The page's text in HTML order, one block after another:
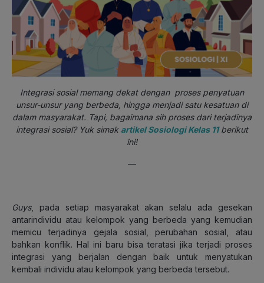
Integrasi sosial memang dekat dengan proses penyatuan
unsur-unsur yang berbeda, hingga menjadi satu kesatuan di
dalam masyarakat. Tapi, bagaimana sih proses dari terjadinya
integrasi sosial? Yuk simak artikel Sosiologi Kelas 11berikut
ini!
—
Guys, pada setiap masyarakat akan selalu ada gesekan
antarindividu atau kelompok yang berbeda yang kemudian
memicu terjadinya gejala sosial, perubahan sosial, atau
bahkan konflik. Hal ini baru bisa teratasi jika terjadi proses
integrasi yang berjalan dengan baik untuk menyatukan
kembali individu atau kelompok yang berbeda tersebut.